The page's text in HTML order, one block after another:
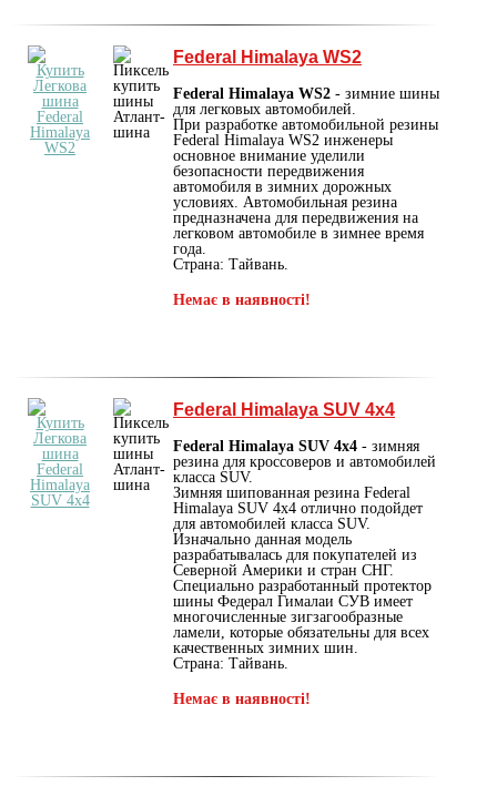
Federal Himalaya WS2
Federal Himalaya WS2 - зимние шины
для легковых автомобилей.
При разработке автомобильной резины
Federal Himalaya WS2 инженеры
основное внимание уделили
безопасности передвижения
автомобиля в зимних дорожных
условиях. Автомобильная резина
предназначена для передвижения на
легковом автомобиле в зимнее время
года.
Страна: Тайвань.
Немає в наявності!
Federal Himalaya SUV 4x4
Federal Himalaya SUV 4x4 - зимняя
резина для кроссоверов и автомобилей
класса SUV.
Зимняя шипованная резина Federal
Himalaya SUV 4x4 отлично подойдет
для автомобилей класса SUV.
Изначально данная модель
разрабатывалась для покупателей из
Северной Америки и стран СНГ.
Специально разработанный протектор
шины Федерал Гималаи СУВ имеет
многочисленные зигзагообразные
ламели, которые обязательны для всех
качественных зимних шин.
Страна: Тайвань.
Немає в наявності!